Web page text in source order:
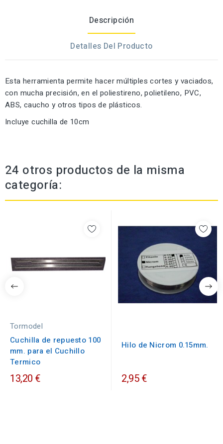
Descripción
Detalles Del Producto
Esta herramienta permite hacer múltiples cortes y vaciados,
con mucha precisión, en el poliestireno, polietileno, PVC,
ABS, caucho y otros tipos de plásticos.
Incluye cuchilla de 10cm
24 otros productos de la misma
categoría:
Tormodel
Cuchilla de repuesto 100
mm. para el Cuchillo
Termico
13,20 €
Hilo de Nicrom 0.15mm.
2,95 €